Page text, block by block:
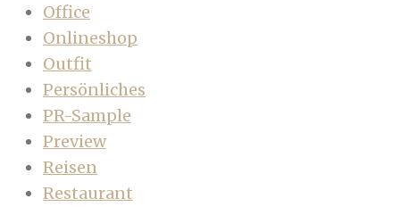
Office
Onlineshop
Outfit
Persönliches
PR-Sample
Preview
Reisen
Restaurant